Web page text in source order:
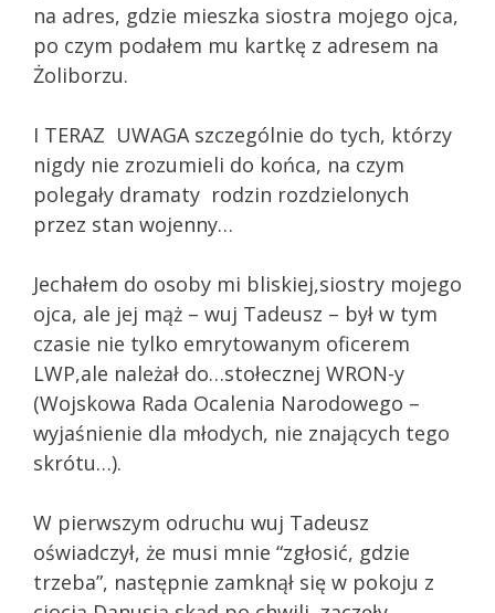
na adres, gdzie mieszka siostra mojego ojca,
po czym podałem mu kartkę z adresem na
Żoliborzu.
I TERAZ UWAGA szczególnie do tych, którzy
nigdy nie zrozumieli do końca, na czym
polegały dramaty rodzin rozdzielonych
przez stan wojenny…
Jechałem do osoby mi bliskiej,siostry mojego
ojca, ale jej mąż – wuj Tadeusz – był w tym
czasie nie tylko emrytowanym oficerem
LWP,ale należał do…stołecznej WRON-y
(Wojskowa Rada Ocalenia Narodowego –
wyjaśnienie dla młodych, nie znających tego
skrótu…).
W pierwszym odruchu wuj Tadeusz
oświadczył, że musi mnie “zgłosić, gdzie
trzeba”, następnie zamknął się w pokoju z